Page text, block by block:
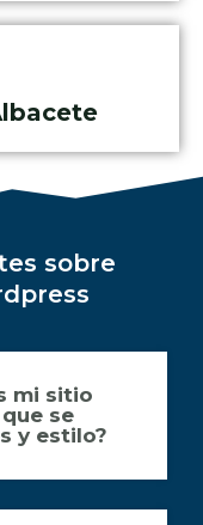
sobre
mi sitio
se
y estilo?